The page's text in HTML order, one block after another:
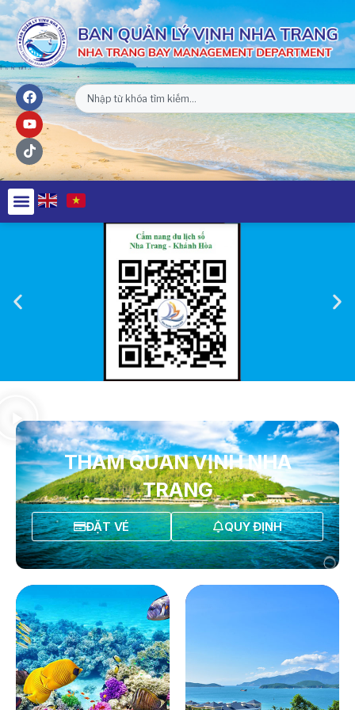
THAM QUAN VỊNH NHA
TRANG
ĐẶT VÉ QUY ĐỊNH